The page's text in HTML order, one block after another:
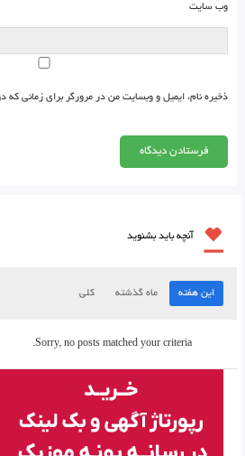
وب‌ سایت
ذخیره نام، ایمیل و وبسایت من در مرورگر برای زمانی که
آنچه باید بشنوید
این هفته ماه گذشته کلی
Sorry, no posts matched your criteria.